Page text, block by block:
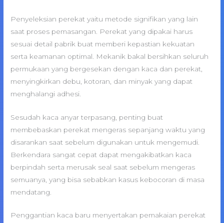
Penyeleksian perekat yaitu metode signifikan yang lain
saat proses pemasangan. Perekat yang dipakai harus
sesuai detail pabrik buat memberi kepastian kekuatan
serta keamanan optimal. Mekanik bakal bersihkan seluruh
permukaan yang bergesekan dengan kaca dan perekat,
menyingkirkan debu, kotoran, dan minyak yang dapat
menghalangi adhesi.
Sesudah kaca anyar terpasang, penting buat
membebaskan perekat mengeras sepanjang waktu yang
disarankan saat sebelum digunakan untuk mengemudi.
Berkendara sangat cepat dapat mengakibatkan kaca
berpindah serta merusak seal saat sebelum mengeras
semuanya, yang bisa sebabkan kasus kebocoran di masa
mendatang.
Penggantian kaca baru menyertakan pemakaian perekat